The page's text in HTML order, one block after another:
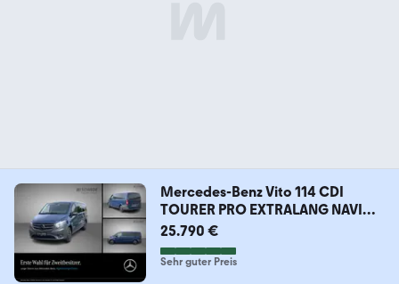
Mercedes-Benz Vito 114 CDI
TOURER PRO EXTRALANG NAVI
9G-TRON
25.790 €
Sehr guter Preis